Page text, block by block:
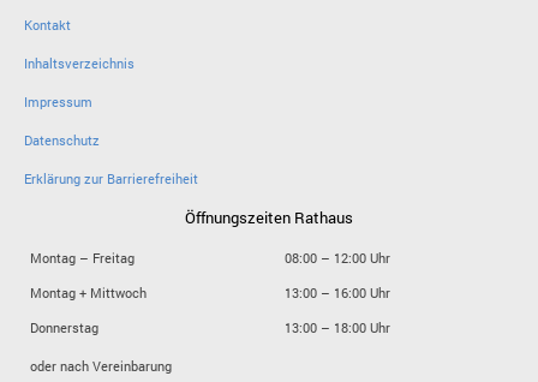
Kontakt
Inhaltsverzeichnis
Impressum
Datenschutz
Erklärung zur Barrierefreiheit
Öffnungszeiten Rathaus
Montag – Freitag
08:00 – 12:00 Uhr
Montag + Mittwoch
13:00 – 16:00 Uhr
Donnerstag
13:00 – 18:00 Uhr
oder nach Vereinbarung